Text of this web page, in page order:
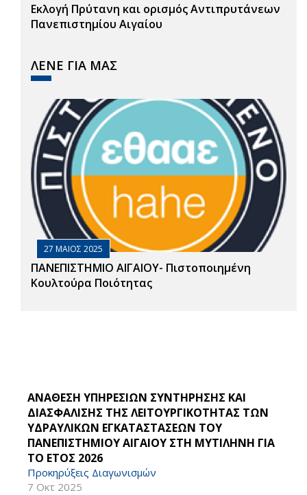
Εκλογή Πρύτανη και ορισμός Αντιπρυτάνεων
Πανεπιστημίου Αιγαίου
ΛΕΝΕ ΓΙΑ ΜΑΣ
27 ΜΑΙΟΣ 2025
ΠΑΝΕΠΙΣΤΗΜΙΟ ΑΙΓΑΙΟΥ- Πιστοποιημένη
Κουλτούρα Ποιότητας
ΑΝΑΘΕΣΗ ΥΠΗΡΕΣΙΩΝ ΣΥΝΤΗΡΗΣΗΣ ΚΑΙ
ΔΙΑΣΦΑΛΙΣΗΣ ΤΗΣ ΛΕΙΤΟΥΡΓΙΚΟΤΗΤΑΣ ΤΩΝ
ΥΔΡΑΥΛΙΚΩΝ ΕΓΚΑΤΑΣΤΑΣΕΩΝ ΤΟΥ
ΠΑΝΕΠΙΣΤΗΜΙΟΥ ΑΙΓΑΙΟΥ ΣΤΗ ΜΥΤΙΛΗΝΗ ΓΙΑ
ΤΟ ΕΤΟΣ 2026
Προκηρύξεις Διαγωνισμών
7 Οκτ 2025